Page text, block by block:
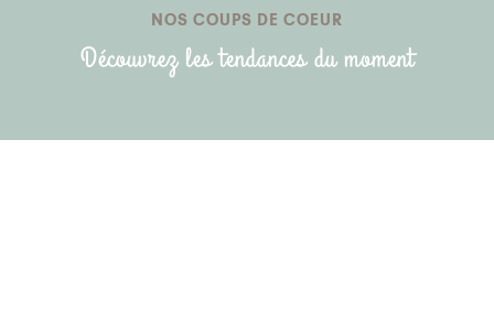
NOS COUPS DE COEUR
Découvrez les tendances du moment